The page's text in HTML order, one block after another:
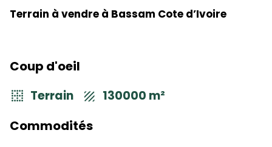
Terrain à vendre à Bassam Cote d’Ivoire
Coup d'oeil
Terrain 130000 m²
Commodités